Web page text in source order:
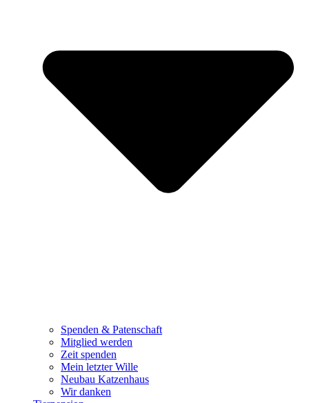
Spenden & Patenschaft
Mitglied werden
Zeit spenden
Mein letzter Wille
Neubau Katzenhaus
Wir danken